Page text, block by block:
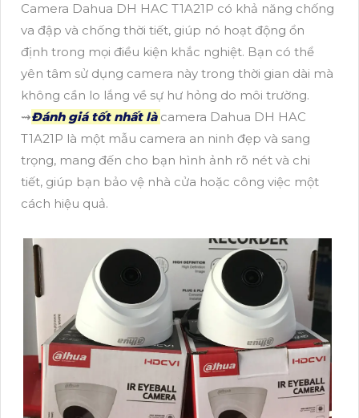
Camera Dahua DH HAC T1A21P có khả năng chống
va đập và chống thời tiết, giúp nó hoạt động ổn
định trong mọi điều kiện khắc nghiệt. Bạn có thể
yên tâm sử dụng camera này trong thời gian dài mà
không cần lo lắng về sự hư hỏng do môi trường.
⇝Đánh giá tốt nhất là camera Dahua DH HAC
T1A21P là một mẫu camera an ninh đẹp và sang
trọng, mang đến cho bạn hình ảnh rõ nét và chi
tiết, giúp bạn bảo vệ nhà cửa hoặc công việc một
cách hiệu quả.